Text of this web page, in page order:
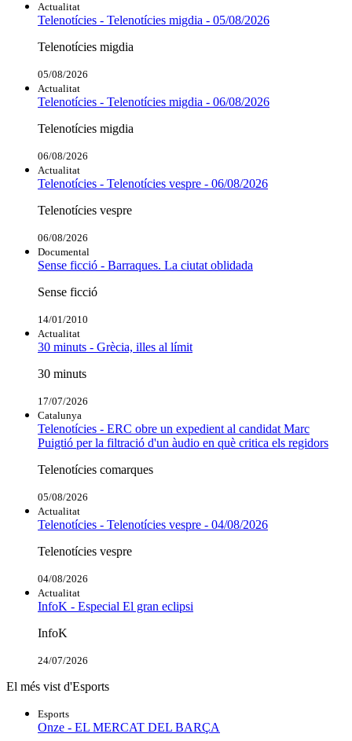
Actualitat
Telenotícies - Telenotícies migdia - 05/08/2026
Telenotícies migdia
05/08/2026
Actualitat
Telenotícies - Telenotícies migdia - 06/08/2026
Telenotícies migdia
06/08/2026
Actualitat
Telenotícies - Telenotícies vespre - 06/08/2026
Telenotícies vespre
06/08/2026
Documental
Sense ficció - Barraques. La ciutat oblidada
Sense ficció
14/01/2010
Actualitat
30 minuts - Grècia, illes al límit
30 minuts
17/07/2026
Catalunya
Telenotícies - ERC obre un expedient al candidat Marc
Puigtió per la filtració d'un àudio en què critica els regidors
Telenotícies comarques
05/08/2026
Actualitat
Telenotícies - Telenotícies vespre - 04/08/2026
Telenotícies vespre
04/08/2026
Actualitat
InfoK - Especial El gran eclipsi
InfoK
24/07/2026
El més vist d'Esports
Esports
Onze - EL MERCAT DEL BARÇA